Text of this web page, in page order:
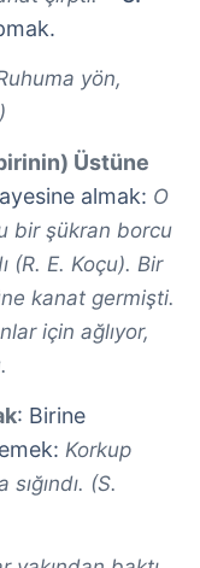
yön,
Üstüne
almak: O
bir şükran borcu
(R. E. Koçu). Bir
kanat germişti.
için ağlıyor,
: Birine
Korkup
(S.